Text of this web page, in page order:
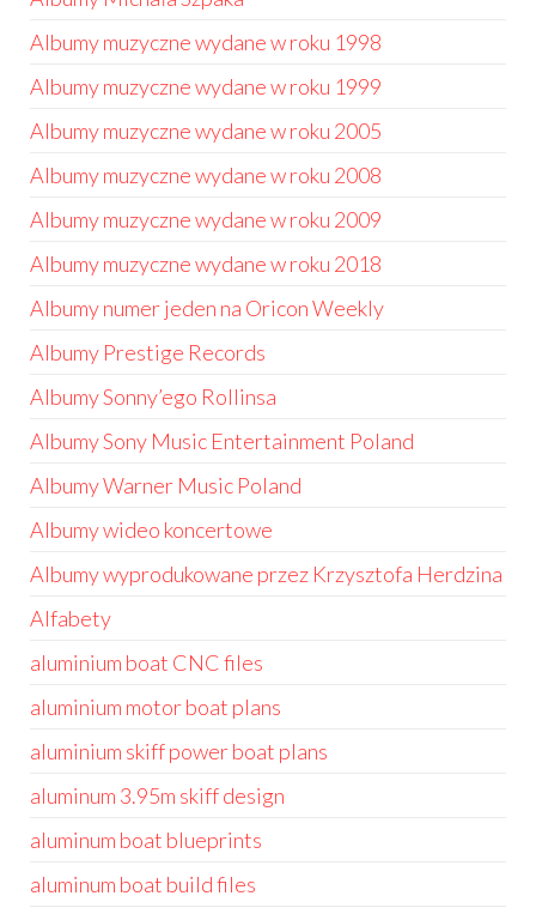
Albumy muzyczne wydane w roku 1998
Albumy muzyczne wydane w roku 1999
Albumy muzyczne wydane w roku 2005
Albumy muzyczne wydane w roku 2008
Albumy muzyczne wydane w roku 2009
Albumy muzyczne wydane w roku 2018
Albumy numer jeden na Oricon Weekly
Albumy Prestige Records
Albumy Sonny’ego Rollinsa
Albumy Sony Music Entertainment Poland
Albumy Warner Music Poland
Albumy wideo koncertowe
Albumy wyprodukowane przez Krzysztofa Herdzina
Alfabety
aluminium boat CNC files
aluminium motor boat plans
aluminium skiff power boat plans
aluminum 3.95m skiff design
aluminum boat blueprints
aluminum boat build files